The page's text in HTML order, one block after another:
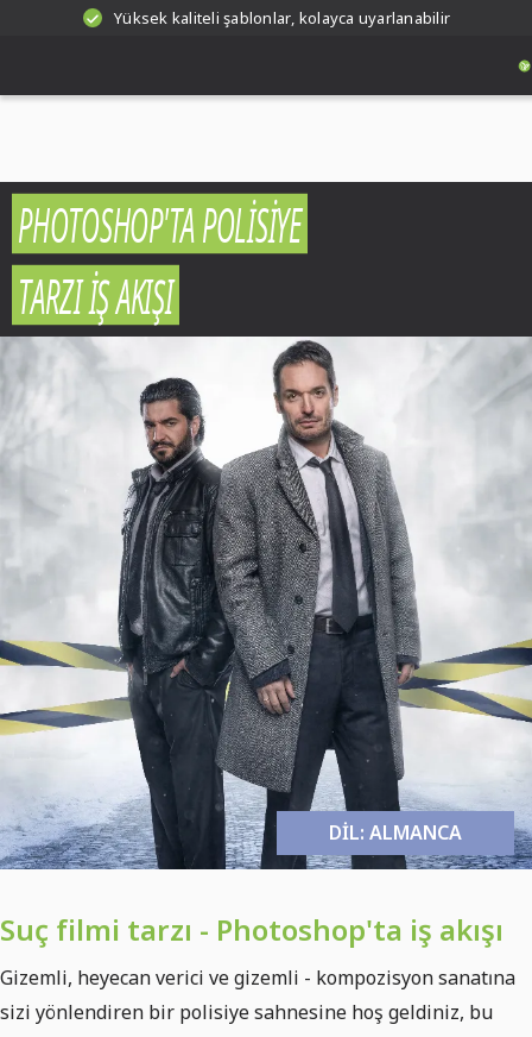
Yüksek kaliteli şablonlar, kolayca uyarlanabilir
PHOTOSHOP'TA POLISIYE
TARZI İŞ AKIŞI
DIL: ALMANCA
Suç filmi tarzı - Photoshop'ta iş akışı
Gizemli, heyecan verici ve gizemli - kompozisyon sanatına
sizi yönlendiren bir polisiye sahnesine hoş geldiniz, bu